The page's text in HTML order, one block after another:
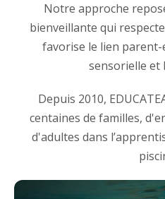
Notre approche
bienveillante qui
favorise le lien
sensorielle et
Depuis 2010,
centaines de familles,
d'adultes dans